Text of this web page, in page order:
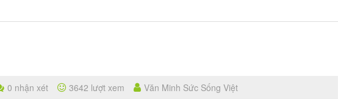
0 nhận xét 3642 lượt xem Văn Minh Sức Sống Việt